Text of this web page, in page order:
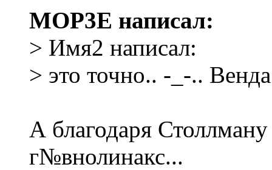
MOP3E написал:
> Имя2 написал:
> это точно.. -_-..
А благодаря
г№внолинакс...